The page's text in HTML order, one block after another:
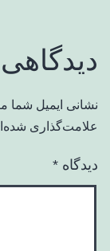
نشانی ایمیل شما
علامت‌گذاری
دیدگاه *